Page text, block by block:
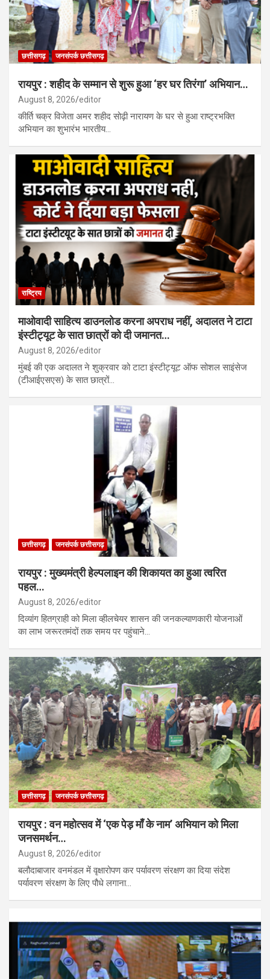
छत्तीसगढ़ जनसंपर्क छत्तीसगढ़
रायपुर : शहीद के सम्मान से शुरू हुआ ‘हर घर तिरंगा’ अभियान…
August 8, 2026 editor
कीर्ति चक्र विजेता अमर शहीद सोढ़ी नारायण के घर से हुआ राष्ट्रभक्ति
अभियान का शुभारंभ भारतीय…
राष्ट्रिय
माओवादी साहित्य डाउनलोड करना अपराध नहीं, अदालत ने टाटा
इंस्टीट्यूट के सात छात्रों को दी जमानत…
August 8, 2026 editor
मुंबई की एक अदालत ने शुक्रवार को टाटा इंस्टीट्यूट ऑफ सोशल साइंसेज
(टीआईएसएस) के सात छात्रों…
छत्तीसगढ़ जनसंपर्क छत्तीसगढ़
रायपुर : मुख्यमंत्री हेल्पलाइन की शिकायत का हुआ त्वरित
पहल…
August 8, 2026 editor
दिव्यांग हितग्राही को मिला व्हीलचेयर शासन की जनकल्याणकारी योजनाओं
का लाभ जरूरतमंदों तक समय पर पहुंचाने…
छत्तीसगढ़ जनसंपर्क छत्तीसगढ़
रायपुर : वन महोत्सव में ‘एक पेड़ माँ के नाम’ अभियान को मिला
जनसमर्थन…
August 8, 2026 editor
बलौदाबाजार वनमंडल में वृक्षारोपण कर पर्यावरण संरक्षण का दिया संदेश
पर्यावरण संरक्षण के लिए पौधे लगाना…